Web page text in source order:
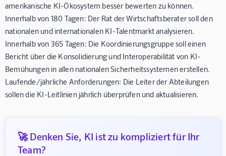
amerikanische KI-Ökosystem besser bewerten zu können.
Innerhalb von 180 Tagen: Der Rat der Wirtschaftsberater soll den
nationalen und internationalen KI-Talentmarkt analysieren.
Innerhalb von 365 Tagen: Die Koordinierungsgruppe soll einen
Bericht über die Konsolidierung und Interoperabilität von KI-
Bemühungen in allen nationalen Sicherheitssystemen erstellen.
Laufende/jährliche Anforderungen: Die Leiter der Abteilungen
sollen die KI-Leitlinien jährlich überprüfen und aktualisieren.
🚀 Denken Sie, KI ist zu kompliziert für Ihr
Team?